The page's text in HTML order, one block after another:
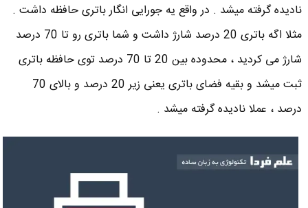
نادیده گرفته میشد . در واقع یه جورایی انگار باتری حافظه داشت .
مثلا اگه باتری 20 درصد شارژ داشت و شما باتری رو تا 70 درصد
شارژ می کردید ، محدوده بین 20 تا 70 درصد توی حافظه باتری
ثبت میشد و بقیه فضای باتری یعنی زیر 20 درصد و بالای 70
درصد ، عملا نادیده گرفته میشد .